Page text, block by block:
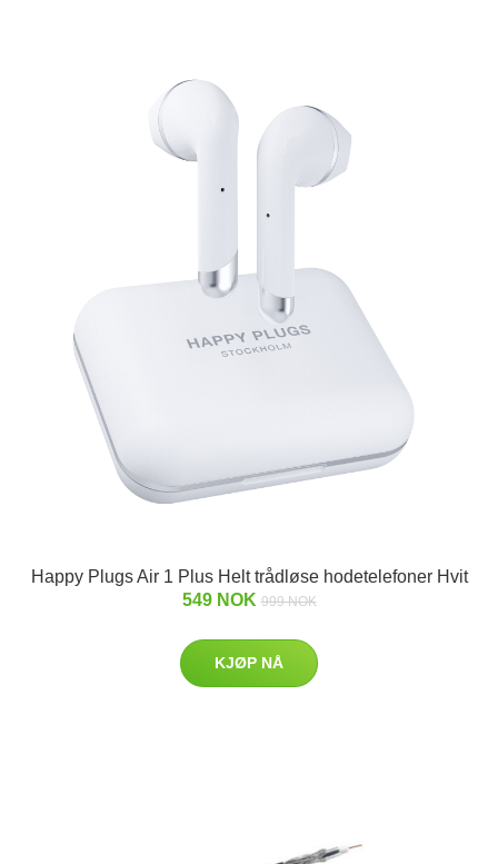
Happy Plugs Air 1 Plus Helt trådløse hodetelefoner Hvit
549 NOK 999 NOK
KJØP NÅ